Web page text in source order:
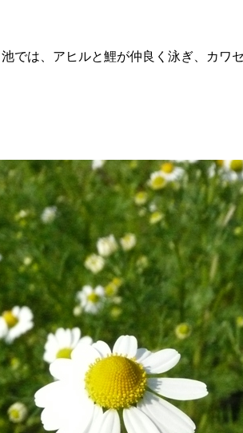
では、アヒルと鯉が仲良く泳ぎ、カ